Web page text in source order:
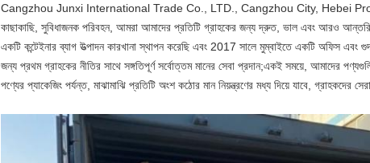
Cangzhou Junxi International Trade Co., LTD., Cangzhou City, Hebei
কাছাকাছি, সুবিধাজনক পরিবহন, আমরা আমাদের প্রতিটি গ্রাহকের জন্য দ্রুত, ভাল এবং আরও
একটি কন্টেইনার ব্যাগ উত্পাদন কারখানা স্থাপন করেছি এবং 2017 সালে মুম্বাইতে একটি অফিস এবং
জন্য প্রথম গ্রাহকের নীতির সাথে সঙ্গতিপূর্ণ সর্বোত্তম মানের সেবা প্রদান;একই সময়ে, আমাদের
পণ্যের প্যাকেজিং পর্যন্ত, মাঝামাঝি প্রতিটি অংশ কঠোর মান নিয়ন্ত্রণের মধ্য দিয়ে যাবে, গ্রাহকদের